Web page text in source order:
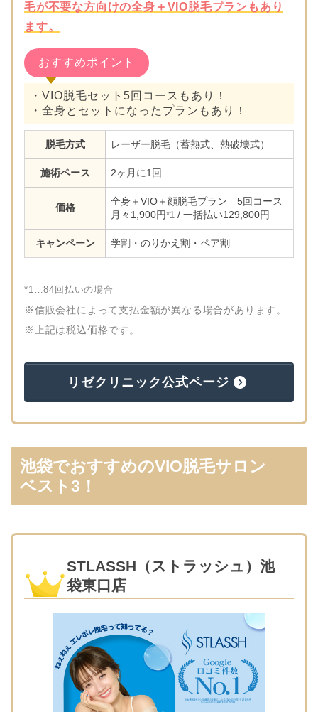
毛が不要な方向けの全身＋VIO脱毛プランもあり
ます。
おすすめポイント
・VIO脱毛セット5回コースもあり！
・全身とセットになったプランもあり！
脱毛方式 レーザー脱毛（蓄熱式、熱破壊式）
施術ペース 2ヶ月に1回
価格
全身＋VIO＋顔脱毛プラン 5回コース
月々1,900円*1 / 一括払い129,800円
キャンペーン 学割・のりかえ割・ペア割
*1…84回払いの場合
※信販会社によって支払金額が異なる場合があります。
※上記は税込価格です。
リゼクリニック公式ページ
池袋でおすすめのVIO脱毛サロン
ベスト3！
STLASSH（ストラッシュ）池
袋東口店